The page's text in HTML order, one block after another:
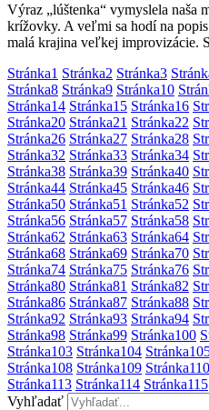
Výraz „lúštenka“ vymyslela naša
krížovky. A veľmi sa hodí na
malá krajina veľkej improvizácie.
Stránka1 Stránka2 Stránka3
Stránka8 Stránka9 Stránka10
Stránka14 Stránka15 Stránka16
Stránka20 Stránka21 Stránka22
Stránka26 Stránka27 Stránka28
Stránka32 Stránka33 Stránka34
Stránka38 Stránka39 Stránka40
Stránka44 Stránka45 Stránka46
Stránka50 Stránka51 Stránka52
Stránka56 Stránka57 Stránka58
Stránka62 Stránka63 Stránka64
Stránka68 Stránka69 Stránka70
Stránka74 Stránka75 Stránka76
Stránka80 Stránka81 Stránka82
Stránka86 Stránka87 Stránka88
Stránka92 Stránka93 Stránka94
Stránka98 Stránka99 Stránka100
Stránka103 Stránka104 Stránka
Stránka108 Stránka109 Stránka110
Stránka113 Stránka114 Stránka115
Vyhľadať